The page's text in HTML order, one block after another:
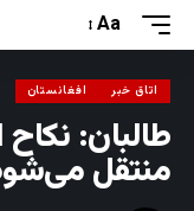
Aa
اتاق خبر افغانستان
طالبان:
منتقل